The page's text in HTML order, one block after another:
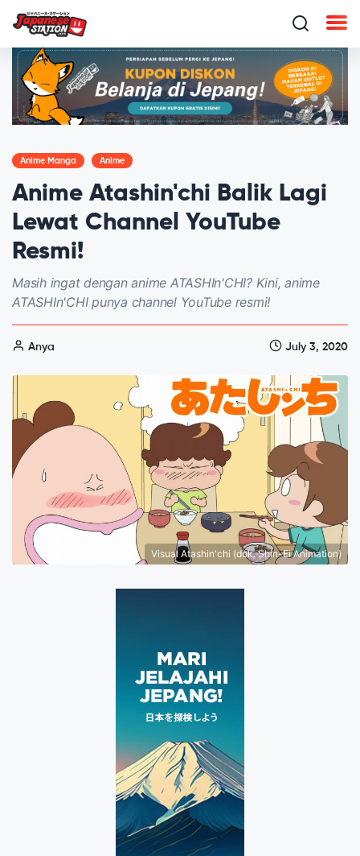
Anime Manga Anime
Anime Atashin'chi Balik Lagi
Lewat Channel YouTube
Resmi!
Masih ingat dengan anime ATASHIn'CHI? Kini, anime
ATASHIn'CHI punya channel YouTube resmi!
Anya July 3, 2020
Visual Atashin'chi (dok. Shin-Ei Animation)